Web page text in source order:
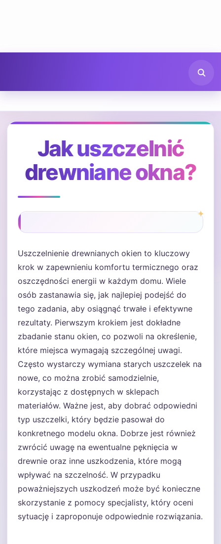
Jak uszczelnić
drewniane okna?
Uszczelnienie drewnianych okien to kluczowy
krok w zapewnieniu komfortu termicznego oraz
oszczędności energii w każdym domu. Wiele
osób zastanawia się, jak najlepiej podejść do
tego zadania, aby osiągnąć trwałe i efektywne
rezultaty. Pierwszym krokiem jest dokładne
zbadanie stanu okien, co pozwoli na określenie,
które miejsca wymagają szczególnej uwagi.
Często wystarczy wymiana starych uszczelek na
nowe, co można zrobić samodzielnie,
korzystając z dostępnych w sklepach
materiałów. Ważne jest, aby dobrać odpowiedni
typ uszczelki, który będzie pasował do
konkretnego modelu okna. Dobrze jest również
zwrócić uwagę na ewentualne pęknięcia w
drewnie oraz inne uszkodzenia, które mogą
wpływać na szczelność. W przypadku
poważniejszych uszkodzeń może być konieczne
skorzystanie z pomocy specjalisty, który oceni
sytuację i zaproponuje odpowiednie rozwiązania.